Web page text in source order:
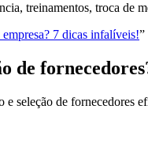
treinamentos, troca de
7 dicas infalíveis!”
de
e seleção de fornecedores